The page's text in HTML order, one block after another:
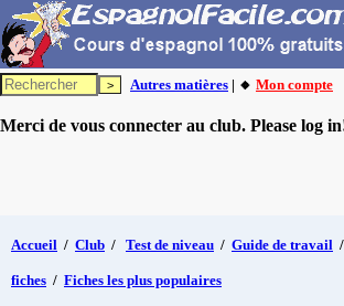
Autres matières | 🔸 Mon compte
Merci de vous connecter au club. Please log
Accueil / Club / Test de niveau / Guide de travail /
fiches / Fiches les plus populaires